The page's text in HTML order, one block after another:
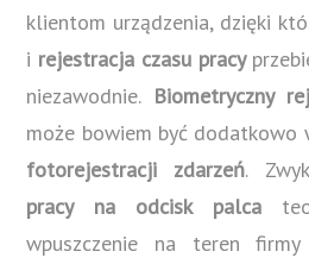
klientom urządzenia, dzięki
i rejestracja czasu pracy
niezawodnie. Biometryczny
może bowiem być dodatkowo
fotorejestracji zdarzeń.
pracy na odcisk palca
wpuszczenie na teren firmy